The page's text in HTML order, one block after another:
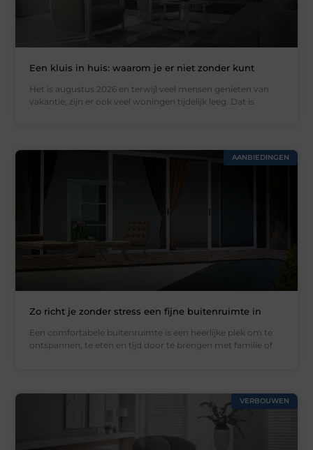
Een kluis in huis: waarom je er niet zonder kunt
Het is augustus 2026 en terwijl veel mensen genieten van
vakantie, zijn er ook veel woningen tijdelijk leeg. Dat is
AANBIEDINGEN
Zo richt je zonder stress een fijne buitenruimte in
Een comfortabele buitenruimte is een heerlijke plek om te
ontspannen, te eten en tijd door te brengen met familie of
VERBOUWEN